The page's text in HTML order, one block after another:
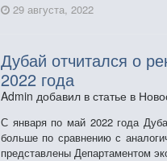
29 августа, 2022
Дубай отчитался о
2022 года
Admin добавил в статье в
С января по май 2022 года
больше по сравнению с
представлены Департаментом